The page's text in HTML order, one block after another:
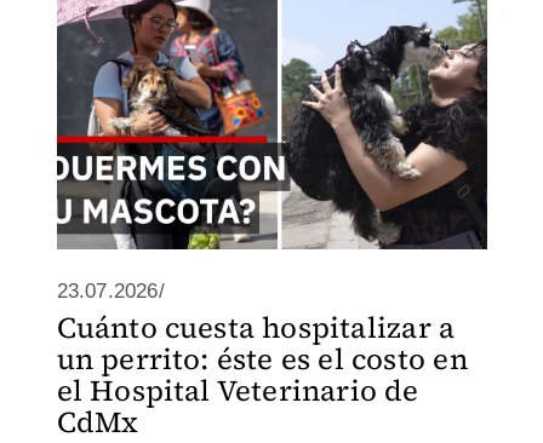
23.07.2026/
Cuánto cuesta hospitalizar a
un perrito: éste es el costo en
el Hospital Veterinario de
CdMx